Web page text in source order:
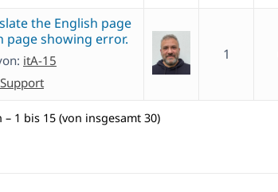
the English page
page showing error.
itA-15
1
1 bis 15 (von insgesamt 30)